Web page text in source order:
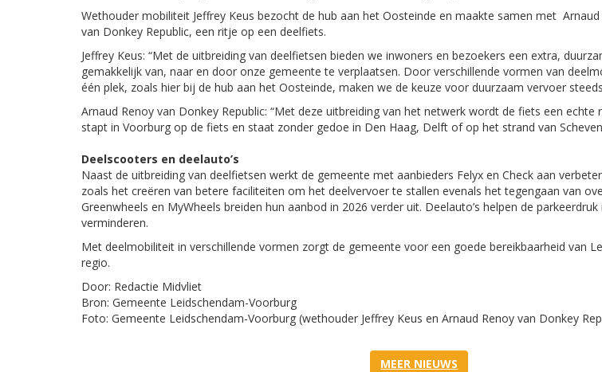
Wethouder mobiliteit Jeffrey Keus bezocht de hub aan het Oosteinde en maakte samen met
van Donkey Republic, een ritje op een deelfiets.
Jeffrey Keus: “Met de uitbreiding van deelfietsen bieden we inwoners en bezoekers een extra,
gemakkelijk van, naar en door onze gemeente te verplaatsen. Door verschillende vormen van
één plek, zoals hier bij de hub aan het Oosteinde, maken we de keuze voor duurzaam vervoer
Arnaud Renoy van Donkey Republic: “Met deze uitbreiding van het netwerk wordt de fiets een echte
stapt in Voorburg op de fiets en staat zonder gedoe in Den Haag, Delft of op het strand van
Deelscooters en deelauto’s
Naast de uitbreiding van deelfietsen werkt de gemeente met aanbieders Felyx en Check aan
zoals het creëren van betere faciliteiten om het deelvervoer te stallen evenals het tegengaan van
Greenwheels en MyWheels breiden hun aanbod in 2026 verder uit. Deelauto’s helpen de
verminderen.
Met deelmobiliteit in verschillende vormen zorgt de gemeente voor een goede bereikbaarheid van
regio.
Door: Redactie Midvliet
Bron: Gemeente Leidschendam-Voorburg
Foto: Gemeente Leidschendam-Voorburg (wethouder Jeffrey Keus en Arnaud Renoy van Donkey
MEER NIEUWS